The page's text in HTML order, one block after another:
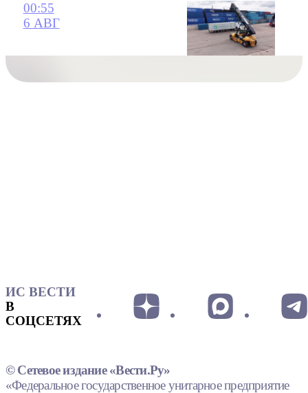
00:55
6 АВГ
ИС ВЕСТИ
В
СОЦСЕТЯХ
© Сетевое издание «Вести.Ру»
«Федеральное государственное унитарное предприятие